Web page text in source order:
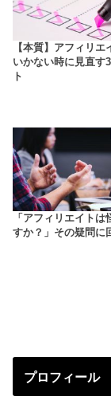
【本質】アフィリエ
いかない時に見直す
ト
「アフィリエイトは
すか？」その疑問に
プロフィール